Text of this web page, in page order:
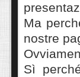
Ma
nostre
Sì